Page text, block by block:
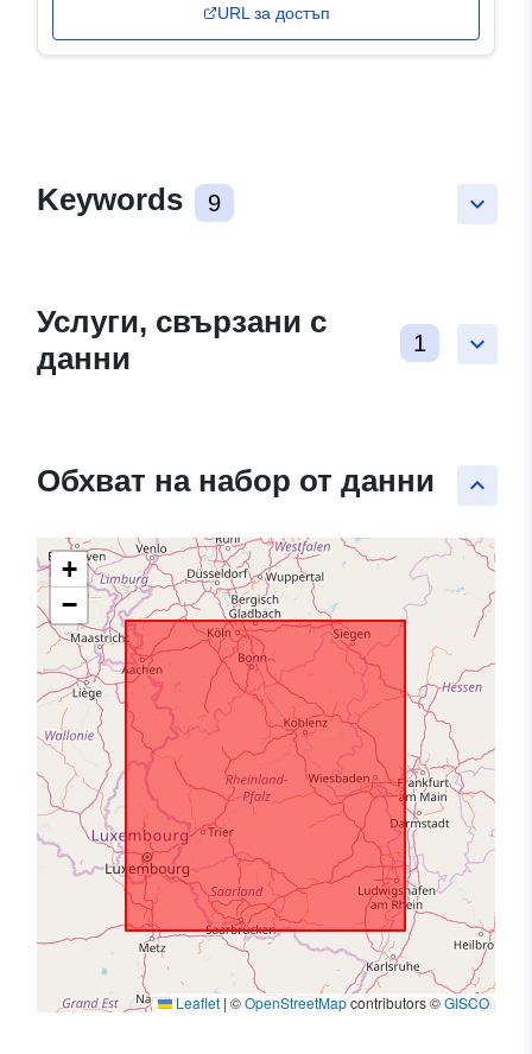
URL за достъп
keyboard_arrow_down
Keywords 9
keyboard_arrow_down
Услуги, свързани с
данни
1
keyboard_arrow_up
Обхват на набор от данни
+
−
Leaflet | ©OpenStreetMapcontributors ©GISCO